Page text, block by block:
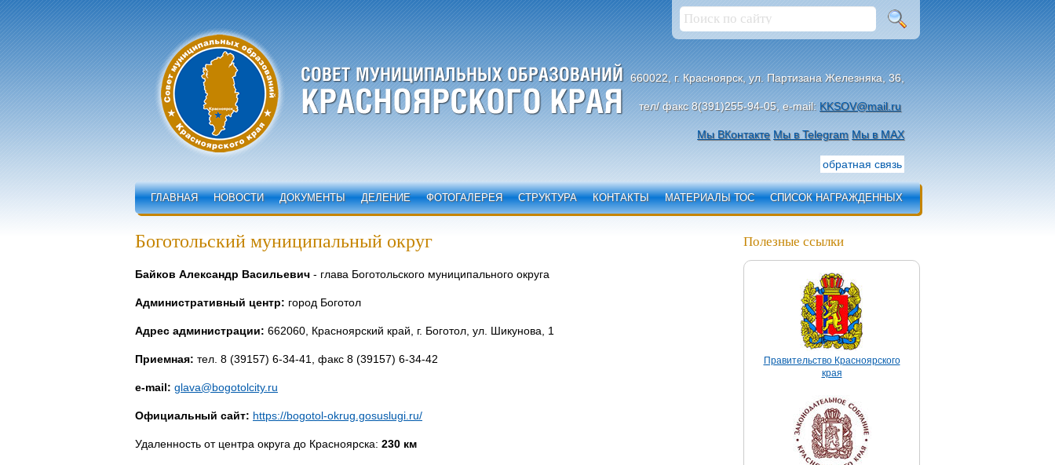
660022, г. Красноярск, ул. Партизана Железняка, 36,
тел/ факс 8(391)255-94-05, e-mail: KKSOV@mail.ru
Мы ВКонтакте Мы в Telegram Мы в МАХ
обратная связь
ГЛАВНАЯ НОВОСТИ ДОКУМЕНТЫ ДЕЛЕНИЕ ФОТОГАЛЕРЕЯ СТРУКТУРА КОНТАКТЫ МАТЕРИАЛЫ ТОС СПИСОК НАГРАЖДЕННЫХ
Боготольский муниципальный округ
Байков Александр Васильевич - глава Боготольского муниципального округа
Административный центр: город Боготол
Адрес администрации: 662060, Красноярский край, г. Боготол, ул. Шикунова, 1
Приемная: тел. 8 (39157) 6-34-41, факс 8 (39157) 6-34-42
e-mail: glava@bogotolcity.ru
Официальный сайт: https://bogotol-okrug.gosuslugi.ru/
Удаленность от центра округа до Красноярска: 230 км
Полезные ссылки
Правительство Красноярского
края